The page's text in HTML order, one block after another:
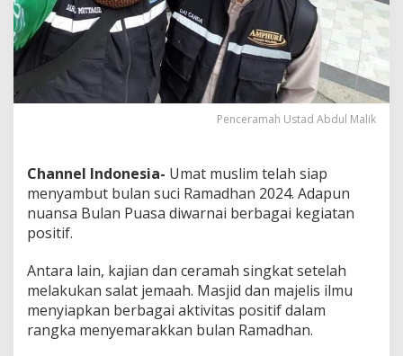
I
s
D
a
k
w
a
m
a
d
n
d
i
K
a
Penceramah Ustad Abdul Malik
Channel Indonesia- Umat muslim telah siap
menyambut bulan suci Ramadhan 2024. Adapun
nuansa Bulan Puasa diwarnai berbagai kegiatan
positif.
Antara lain, kajian dan ceramah singkat setelah
melakukan salat jemaah. Masjid dan majelis ilmu
menyiapkan berbagai aktivitas positif dalam
rangka menyemarakkan bulan Ramadhan.